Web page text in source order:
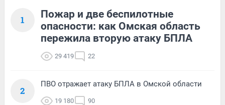
1
Пожар и две беспилотные
опасности: как Омская область
пережила вторую атаку БПЛА
29 419 22
2
ПВО отражает атаку БПЛА в Омской области
19 180 90